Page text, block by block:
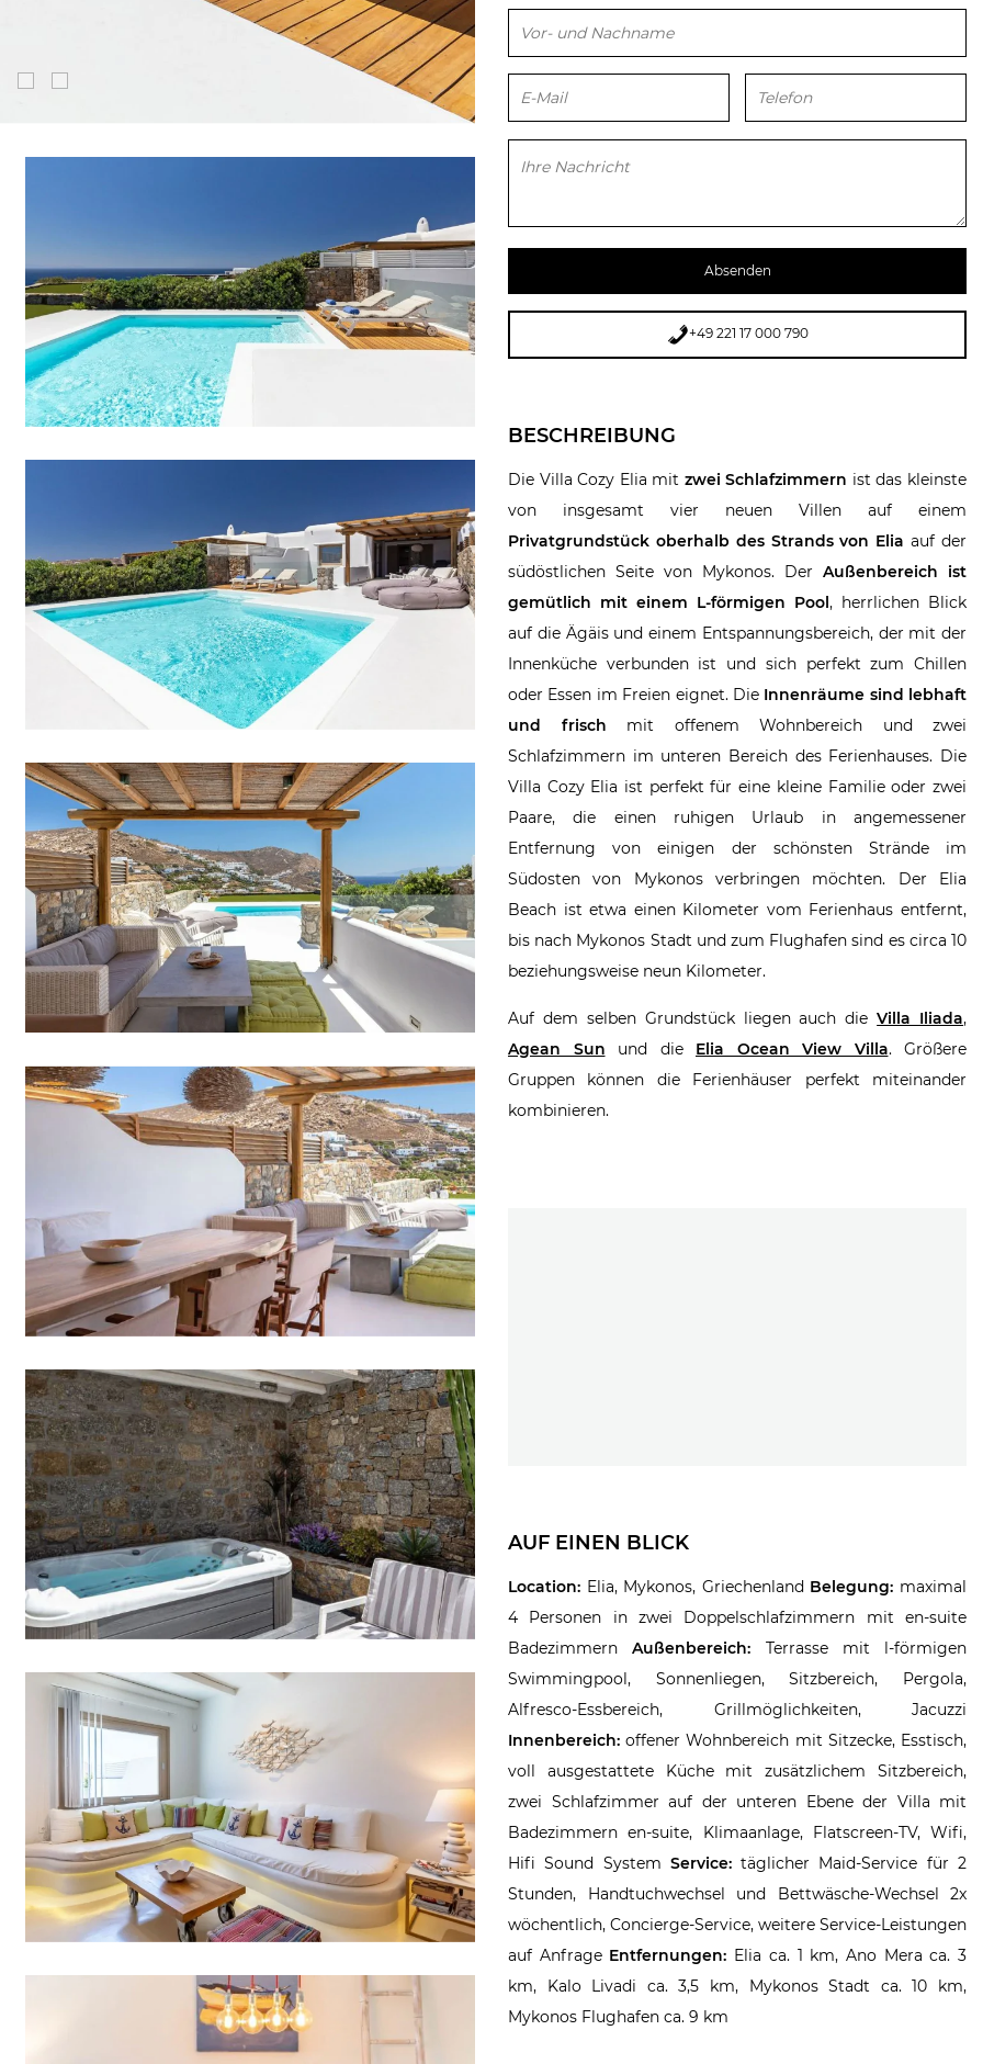
Bitte lasse dieses Feld leer.
+49 221 17 000 790
BESCHREIBUNG
Die Villa Cozy Elia mit zwei Schlafzimmern ist das kleinste
von insgesamt vier neuen Villen auf einem
Privatgrundstück oberhalb des Strands von Elia auf der
südöstlichen Seite von Mykonos. Der Außenbereich ist
gemütlich mit einem L-förmigen Pool, herrlichen Blick
auf die Ägäis und einem Entspannungsbereich, der mit der
Innenküche verbunden ist und sich perfekt zum Chillen
oder Essen im Freien eignet. Die Innenräume sind lebhaft
und frisch mit offenem Wohnbereich und zwei
Schlafzimmern im unteren Bereich des Ferienhauses. Die
Villa Cozy Elia ist perfekt für eine kleine Familie oder zwei
Paare, die einen ruhigen Urlaub in angemessener
Entfernung von einigen der schönsten Strände im
Südosten von Mykonos verbringen möchten. Der Elia
Beach ist etwa einen Kilometer vom Ferienhaus entfernt,
bis nach Mykonos Stadt und zum Flughafen sind es circa 10
beziehungsweise neun Kilometer.
Auf dem selben Grundstück liegen auch dieVilla Iliada,
Agean Sun und die Elia Ocean View Villa. Größere
Gruppen können die Ferienhäuser perfekt miteinander
kombinieren.
AUF EINEN BLICK
Location: Elia, Mykonos, Griechenland Belegung: maximal
4 Personen in zwei Doppelschlafzimmern mit en-suite
BadezimmernAußenbereich: Terrasse mit l-förmigen
Swimmingpool, Sonnenliegen, Sitzbereich, Pergola,
Alfresco-Essbereich, Grillmöglichkeiten, Jacuzzi
Innenbereich: offener Wohnbereich mit Sitzecke, Esstisch,
voll ausgestattete Küche mit zusätzlichem Sitzbereich,
zwei Schlafzimmer auf der unteren Ebene der Villa mit
Badezimmern en-suite, Klimaanlage, Flatscreen-TV, Wifi,
Hifi Sound System Service:täglicher Maid-Service für 2
Stunden, Handtuchwechsel und Bettwäsche-Wechsel 2x
wöchentlich, Concierge-Service, weitere Service-Leistungen
auf Anfrage Entfernungen: Elia ca. 1 km, Ano Mera ca. 3
km, Kalo Livadi ca. 3,5 km, Mykonos Stadt ca. 10 km,
Mykonos Flughafen ca. 9 km